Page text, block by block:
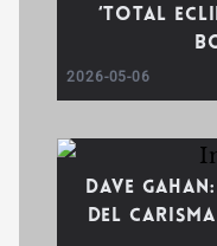
‘Total
2026-05-06
Dave
del